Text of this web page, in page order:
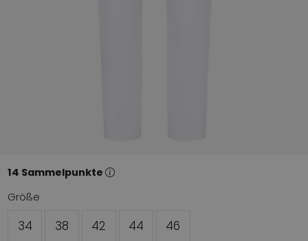
14 Sammelpunkte
Größe
34 38 42 44 46